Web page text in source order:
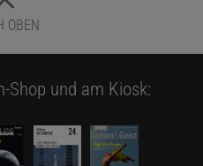
OBEN
Shop und am Kiosk: